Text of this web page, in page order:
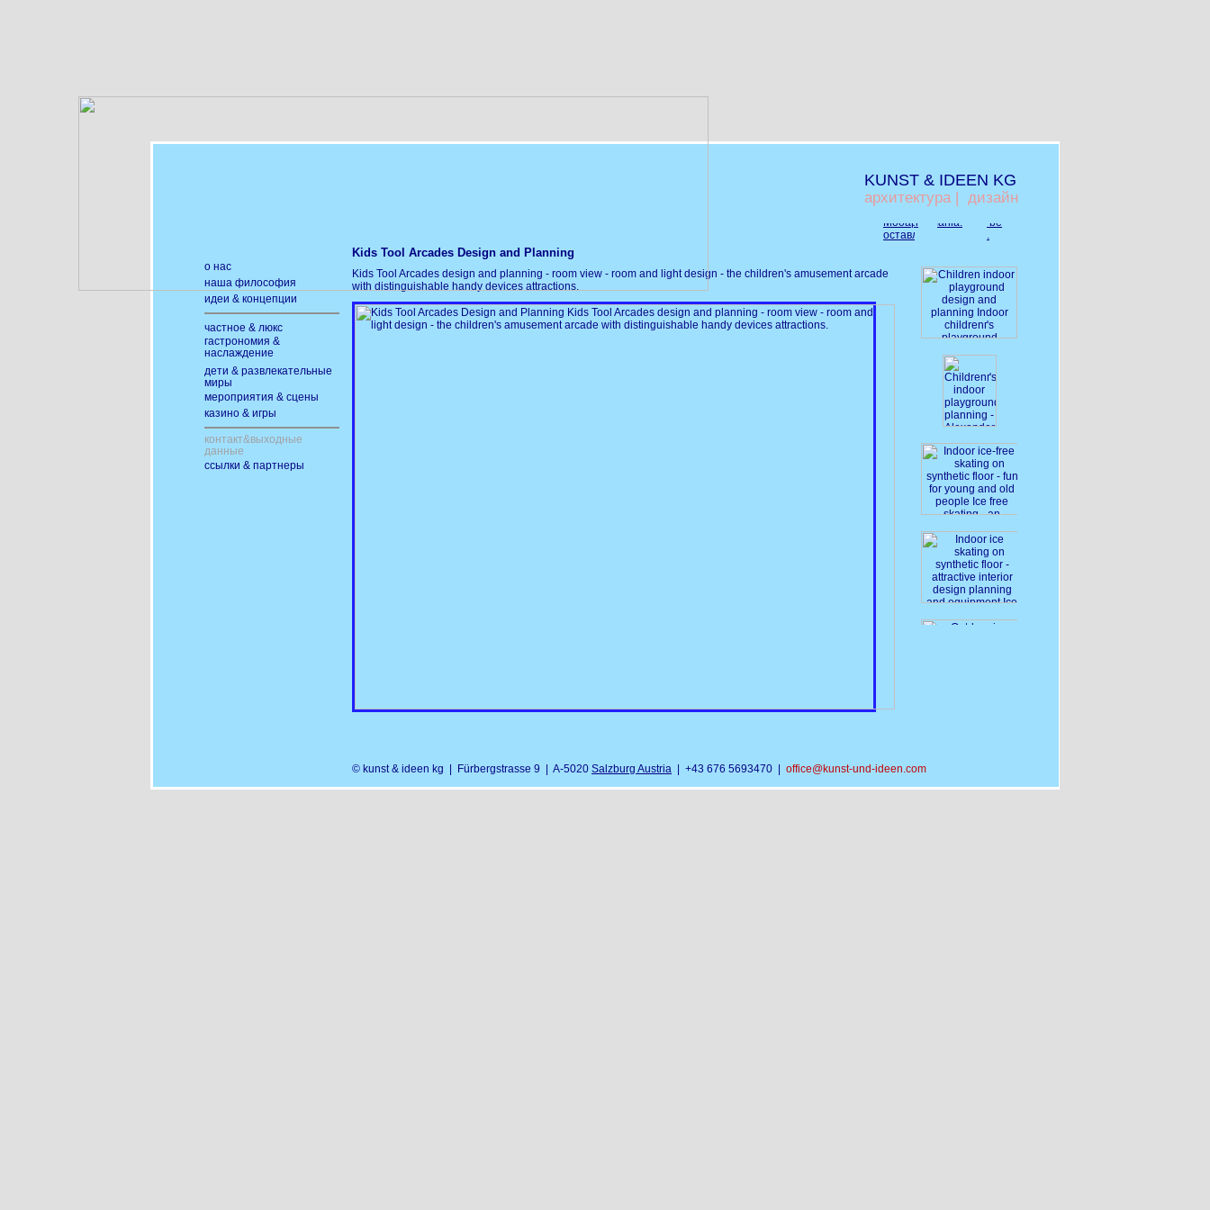
Kids Tool Arcades Design and Planning
Kids Tool Arcades design and planning - room view - room and light design - the children's amusement arcade
with distinguishable handy devices attractions.
KUNST & IDEEN KG
архитектура | дизайн
о нас
наша философия
идеи & концепции
частное & люкс
гастрономия &
наслаждение
дети & развлекательные
миры
мероприятия & сцены
казино & игры
контакт&выходные
данные
ссылки & партнеры
© kunst & ideen kg | Fürbergstrasse 9 | A-5020 Salzburg Austria | +43 676 5693470 | office@kunst-und-ideen.com